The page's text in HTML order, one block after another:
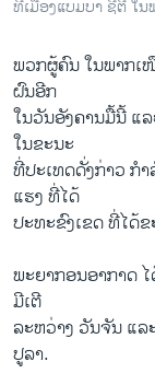
ລາຍການກະຈາຍສ
ລາຍງານ
ຕິດຕາມພວກເຮົາ ທີ່
ພາສາຕ່າງໆ
ທີ່​ເມືອງແບມ​ບາ ຊີ​ຕີ ໃນ​
ພວກ​ຜູ້​ຄົນ ໃນ​ພາກ​ເ
ຝົນ​ອີກ
ໃນ​ວັນ​ອັງ​ຄານ​ມື້​ນີ້ ແ
ໃນ​ຂ​ະນະ​
ທີ່​ປະ​ເທດ​ດັ່ງ​ກ່າວ ກ
ແຮງ ທີ່​ໄດ້​
ປະ​ທະຂົງ​ເຂດ ທີ່​ໄດ້​
ພະ​ຍາ​ກອນ​ອາ​ກາດ
ມີ​ເຕີ
ລະ​ຫວ່າງ ວັນ​ຈັນ ແລ
ປູ​ລາ.